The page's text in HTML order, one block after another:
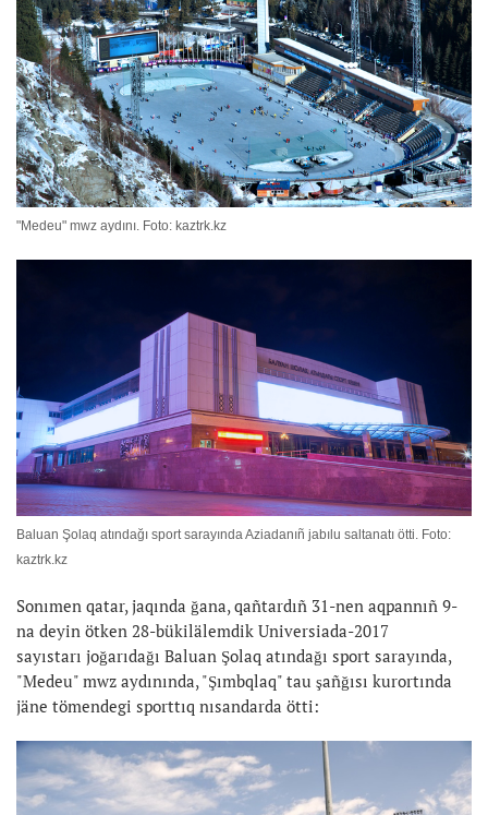
"Medeu" mwz aydını. Foto: kaztrk.kz
Baluan Şolaq atındağı sport sarayında Aziadanıñ jabılu saltanatı ötti. Foto:
kaztrk.kz
Sonımen qatar, jaqında ğana, qañtardıñ 31-nen aqpannıñ 9-
na deyin ötken 28-bükilälemdik Universiada-2017
sayıstarı joğarıdağı Baluan Şolaq atındağı sport sarayında,
"Medeu" mwz aydınında, "Şımbqlaq" tau şañğısı kurortında
jäne tömendegi sporttıq nısandarda ötti: